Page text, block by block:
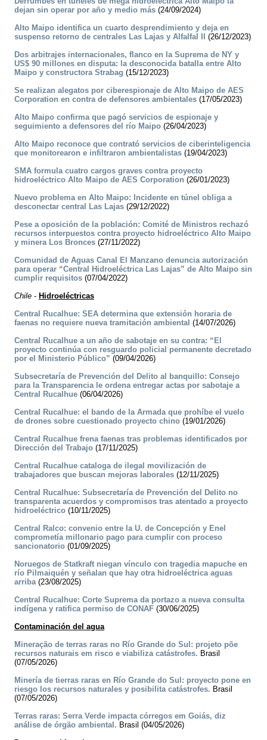
dejan sin operar por año y medio más (24/09/2024)
Alto Maipo identifica un cuarto desprendimiento y deja en
suspenso retorno de centrales Las Lajas y Alfalfal II
(26/12/2023)
Dos arbitrajes internacionales, flanco en la Suprema de NY y
US$ 90 millones en disputa: la desconocida batalla entre Alto
Maipo y constructora Strabag (15/12/2023)
Se realizan alegatos por ciberespionaje de Alto Maipo de AES
Corporation en contra de defensores ambientales (17/05/2023)
Alto Maipo confirma que pagó servicios de espionaje y
seguimiento a defensores del río Maipo (26/04/2023)
Alto Maipo reconoce que contrató servicios de ciberinteligencia
que monitorearon e infiltraron ambientalistas (19/04/2023)
SMA formula cuatro cargos graves contra proyecto
hidroeléctrico Alto Maipo de AES Corporation (26/01/2023)
Nuevo problema en Alto Maipo: Incidente en túnel obliga a
desconectar central Las Lajas (29/12/2022)
Pese a oposición de la población: Comité de Ministros rechazó
recursos interpuestos contra proyecto hidroeléctrico Alto Maipo
y minera Los Bronces (27/11/2022)
Comunidad de Aguas Canal El Manzano denuncia autorización
para operar “Central Hidroeléctrica Las Lajas” de Alto Maipo sin
cumplir requisitos (07/04/2022)
Chile - Hidroeléctricas
Central Rucalhue: SEA determina que extensión horaria de
faenas no requiere nueva tramitación ambiental (14/07/2026)
Central Rucalhue a un año de sabotaje en su contra: “El
proyecto continúa con resguardo policial permanente decretado
por el Ministerio Público” (09/04/2026)
Subsecretaría de Prevención del Delito al banquillo: Consejo
para la Transparencia le ordena entregar actas por sabotaje a
Central Rucalhue (06/04/2026)
Central Rucalhue: el bando de la Armada que prohíbe el vuelo
de drones sobre cuestionado proyecto chino (19/01/2026)
Central Rucalhue frena faenas tras problemas identificados por
Dirección del Trabajo (17/11/2025)
Central Rucalhue cataloga de ilegal movilización de
trabajadores que buscan mejoras laborales (12/11/2025)
Central Rucalhue: Subsecretaría de Prevención del Delito no
transparenta acuerdos y compromisos tras atentado a proyecto
hidroeléctrico (10/11/2025)
Central Ralco: convenio entre la U. de Concepción y Enel
comprometía millonario pago para cumplir con proceso
sancionatorio (01/09/2025)
Noruegos de Statkraft niegan vínculo con tragedia mapuche en
río Pilmaiquén y señalan que hay otra hidroeléctrica aguas
arriba(23/08/2025)
Central Rucalhue: Corte Suprema da portazo a nueva consulta
indígena y ratifica permiso de CONAF (30/06/2025)
Contaminación del agua
Mineração de terras raras no Río Grande do Sul: projeto põe
recursos naturais em risco e viabiliza catástrofes. Brasil
(07/05/2026)
Minería de tierras raras en Río Grande do Sul: proyecto pone en
riesgo los recursos naturales y posibilita catástrofes. Brasil
(07/05/2026)
Terras raras: Serra Verde impacta córregos em Goiás, diz
análise de órgão ambiental. Brasil (04/05/2026)